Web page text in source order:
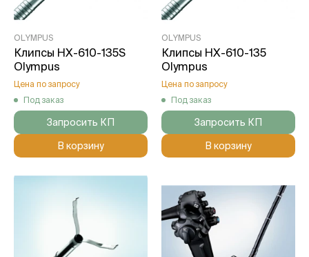
OLYMPUS
Клипсы HX-610-135S
Olympus
Цена по запросу
Под заказ
Запросить КП
В корзину
OLYMPUS
Клипсы HX-610-135
Olympus
Цена по запросу
Под заказ
Запросить КП
В корзину